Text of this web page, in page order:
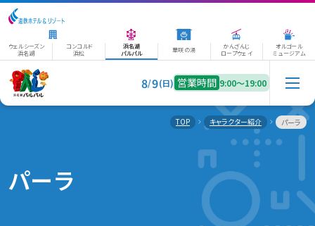
ウェルシーズン
浜名湖
コンコルド
浜松
浜名湖
パルパル
華咲の湯
かんざんじ
ロープウェイ
オルゴール
ミュージアム
8/9(日) 営業時間 9:00〜19:00
TOP キャラクター紹介 パーラ
パーラ